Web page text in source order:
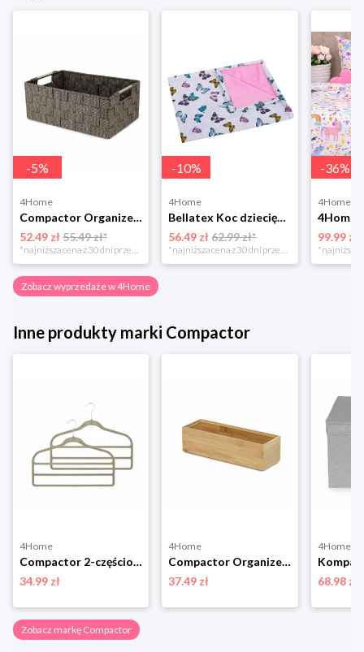
-5%
4Home
Compactor Organizer do przechowywania Toronto, 30 x 20 x 12 cm, ciemnobrązowy
52.49 zł55.49 zł*
*najniższa cena z 30 dni przed obniżką
-10%
4Home
Bellatex Koc dziecięcy Bára Butterfly różowy, 75 x 100 cm
56.49 zł 62.99 zł*
*najniższa cena z 30 dni przed obniżką
-36%
4Home
99.99 zł
Zobacz wyprzedaże w 4Home
Inne produkty marki Compactor
4Home
Compactor 2-częściowy komplet wieszaków na spodnie Velvet, 45 cm
34.99 zł
4Home
Compactor Organizer do przechowywania Bamboo Box M, 22,5 x 7,5 x 6,5 cm, M
37.49 zł
4Home
68.98 zł
Zobacz markę Compactor